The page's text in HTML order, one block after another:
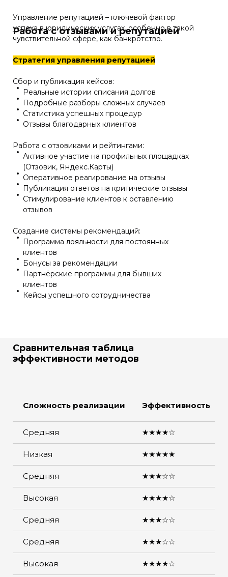
Работа с отзывами и репутацией
Управление репутацией – ключевой фактор
успеха в юридических услугах, особенно в такой
чувствительной сфере, как банкротство.
Стратегия управления репутацией
Сбор и публикация кейсов:
Реальные истории списания долгов
Подробные разборы сложных случаев
Статистика успешных процедур
Отзывы благодарных клиентов
Работа с отзовиками и рейтингами:
Активное участие на профильных площадках
(Отзовик, Яндекс.Карты)
Оперативное реагирование на отзывы
Публикация ответов на критические отзывы
Стимулирование клиентов к оставлению
отзывов
Создание системы рекомендаций:
Программа лояльности для постоянных
клиентов
Бонусы за рекомендации
Партнёрские программы для бывших
клиентов
Кейсы успешного сотрудничества
Сравнительная таблица
эффективности методов
Сложность реализации Эффективность
Средняя ★★★★☆
Низкая ★★★★★
Средняя ★★★☆☆
Высокая ★★★★☆
Средняя ★★★☆☆
Средняя ★★★☆☆
Высокая ★★★★☆